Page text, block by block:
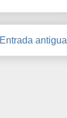
Entrada antigua